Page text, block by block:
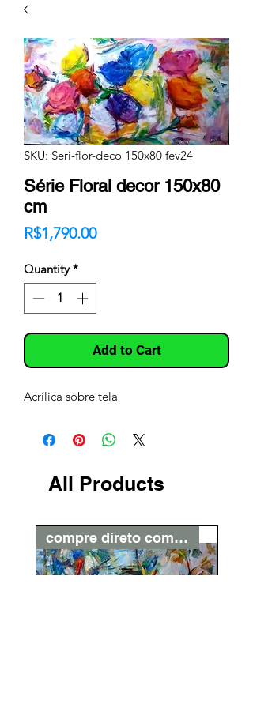
SKU: Seri-flor-deco 150x80 fev24
Série Floral decor 150x80
cm
R$1,790.00Price
Quantity *
Add to Cart
Acrílica sobre tela
All Products
compre direto com o artista